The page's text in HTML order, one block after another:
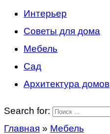
Интерьер
Советы для дома
Мебель
Сад
Архитектура домов
Search for:
Главная » Мебель